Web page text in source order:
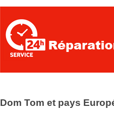
Dom Tom et pays